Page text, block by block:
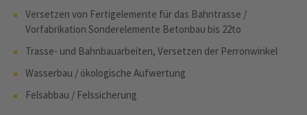
Versetzen von Fertigelemente für das Bahntrasse /
Vorfabrikation Sonderelemente Betonbau bis 22to
Trasse- und Bahnbauarbeiten, Versetzen der Perronwinkel
Wasserbau / ökologische Aufwertung
Felsabbau / Felssicherung